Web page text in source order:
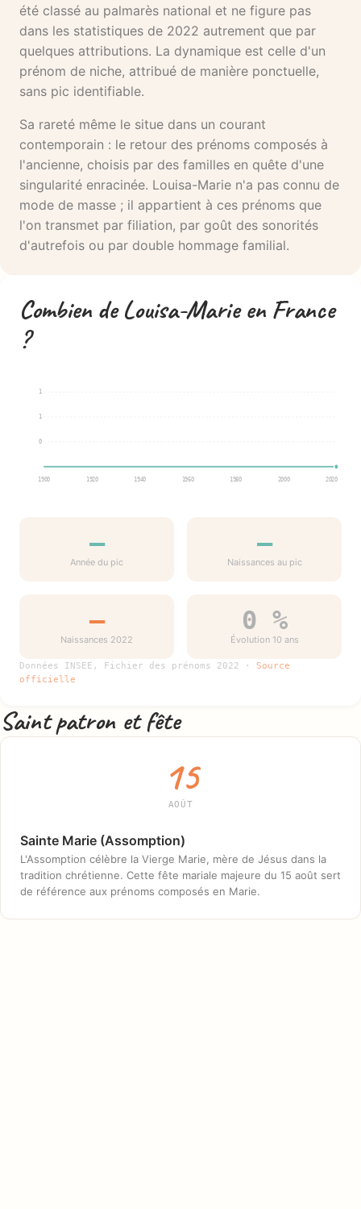
été classé au palmarès national et ne figure pas
dans les statistiques de 2022 autrement que par
quelques attributions. La dynamique est celle d'un
prénom de niche, attribué de manière ponctuelle,
sans pic identifiable.
Sa rareté même le situe dans un courant
contemporain : le retour des prénoms composés à
l'ancienne, choisis par des familles en quête d'une
singularité enracinée. Louisa-Marie n'a pas connu de
mode de masse ; il appartient à ces prénoms que
l'on transmet par filiation, par goût des sonorités
d'autrefois ou par double hommage familial.
Combien de Louisa-Marie en France
?
0
1
1
1900 1920 1940 1960 1980 2000 2020
—
Année du pic
—
Naissances au pic
—
Naissances 2022
0 %
Évolution 10 ans
Données INSEE, Fichier des prénoms 2022 · Source
officielle
Saint patron et fête
15
AOÛT
Sainte Marie (Assomption)
L'Assomption célèbre la Vierge Marie, mère de Jésus dans la
tradition chrétienne. Cette fête mariale majeure du 15 août sert
de référence aux prénoms composés en Marie.